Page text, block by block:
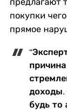
предлагают
покупки
прямое
доходы.
будь то